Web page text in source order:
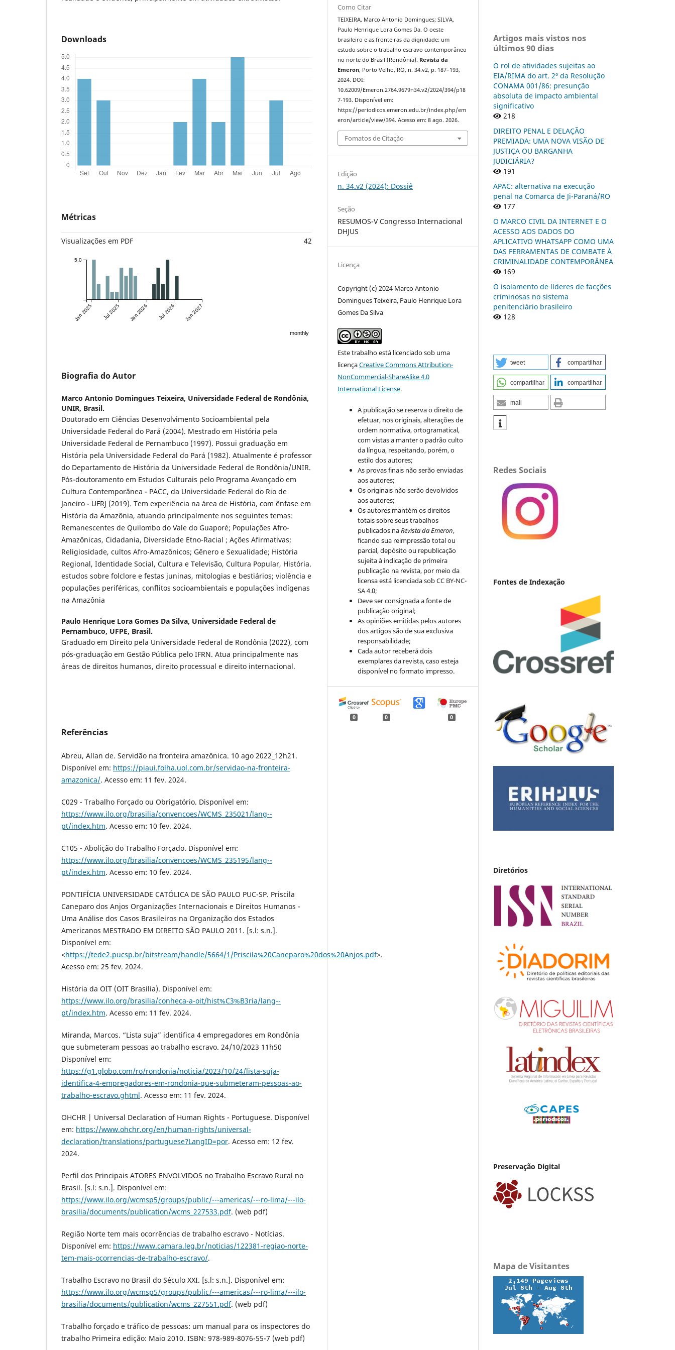
Downloads
Métricas
Visualizações em PDF 42
Jan 2025 Jul 2025 Jan 2026 Jul 2026 Jan 2027
5.0
monthly
Biografia do Autor
Marco Antonio Domingues Teixeira, Universidade Federal de Rondônia,
UNIR, Brasil.
Doutorado em Ciências Desenvolvimento Socioambiental pela
Universidade Federal do Pará (2004). Mestrado em História pela
Universidade Federal de Pernambuco (1997). Possui graduação em
História pela Universidade Federal do Pará (1982). Atualmente é professor
do Departamento de História da Universidade Federal de Rondônia/UNIR.
Pós-doutoramento em Estudos Culturais pelo Programa Avançado em
Cultura Contemporânea - PACC, da Universidade Federal do Rio de
Janeiro - UFRJ (2019). Tem experiência na área de História, com ênfase em
História da Amazônia, atuando principalmente nos seguintes temas:
Remanescentes de Quilombo do Vale do Guaporé; Populações Afro-
Amazônicas, Cidadania, Diversidade Etno-Racial ; Ações Afirmativas;
Religiosidade, cultos Afro-Amazônicos; Gênero e Sexualidade; História
Regional, Identidade Social, Cultura e Televisão, Cultura Popular, História.
estudos sobre folclore e festas juninas, mitologias e bestiários; violência e
populações periféricas, conflitos socioambientais e populações indígenas
na Amazônia
Paulo Henrique Lora Gomes Da Silva, Universidade Federal de
Pernambuco, UFPE, Brasil.
Graduado em Direito pela Universidade Federal de Rondônia (2022), com
pós-graduação em Gestão Pública pelo IFRN. Atua principalmente nas
áreas de direitos humanos, direito processual e direito internacional.
Referências
Abreu, Allan de. Servidão na fronteira amazônica. 10 ago 2022_12h21.
Disponível em: https://piaui.folha.uol.com.br/servidao-na-fronteira-
amazonica/. Acesso em: 11 fev. 2024.
C029 - Trabalho Forçado ou Obrigatório. Disponível em:
https://www.ilo.org/brasilia/convencoes/WCMS_235021/lang--
pt/index.htm. Acesso em: 10 fev. 2024.
C105 - Abolição do Trabalho Forçado. Disponível em:
https://www.ilo.org/brasilia/convencoes/WCMS_235195/lang--
pt/index.htm. Acesso em: 10 fev. 2024.
PONTIFÍCIA UNIVERSIDADE CATÓLICA DE SÃO PAULO PUC-SP. Priscila
Caneparo dos Anjos Organizações Internacionais e Direitos Humanos -
Uma Análise dos Casos Brasileiros na Organização dos Estados
Americanos MESTRADO EM DIREITO SÃO PAULO 2011. [s.l: s.n.].
Disponível em:
<https://tede2.pucsp.br/bitstream/handle/5664/1/Priscila%20Caneparo%20dos%20Anjos.pdf>.
Acesso em: 25 fev. 2024.
História da OIT (OIT Brasilia). Disponível em:
https://www.ilo.org/brasilia/conheca-a-oit/hist%C3%B3ria/lang--
pt/index.htm. Acesso em: 11 fev. 2024.
Miranda, Marcos. “Lista suja” identifica 4 empregadores em Rondônia
que submeteram pessoas ao trabalho escravo. 24/10/2023 11h50
Disponível em:
https://g1.globo.com/ro/rondonia/noticia/2023/10/24/lista-suja-
identifica-4-empregadores-em-rondonia-que-submeteram-pessoas-ao-
trabalho-escravo.ghtml. Acesso em: 11 fev. 2024.
OHCHR | Universal Declaration of Human Rights - Portuguese. Disponível
em: https://www.ohchr.org/en/human-rights/universal-
declaration/translations/portuguese?LangID=por. Acesso em: 12 fev.
2024.
Perfil dos Principais ATORES ENVOLVIDOS no Trabalho Escravo Rural no
Brasil. [s.l: s.n.]. Disponível em:
https://www.ilo.org/wcmsp5/groups/public/---americas/---ro-lima/---ilo-
brasilia/documents/publication/wcms_227533.pdf. (web pdf)
Região Norte tem mais ocorrências de trabalho escravo - Notícias.
Disponível em: https://www.camara.leg.br/noticias/122381-regiao-norte-
tem-mais-ocorrencias-de-trabalho-escravo/.
Trabalho Escravo no Brasil do Século XXI. [s.l: s.n.]. Disponível em:
https://www.ilo.org/wcmsp5/groups/public/---americas/---ro-lima/---ilo-
brasilia/documents/publication/wcms_227551.pdf. (web pdf)
Trabalho forçado e tráfico de pessoas: um manual para os inspectores do
trabalho Primeira edição: Maio 2010. ISBN: 978-989-8076-55-7 (web pdf)
Como Citar
TEIXEIRA, Marco Antonio Domingues; SILVA,
Paulo Henrique Lora Gomes Da. O oeste
brasileiro e as fronteiras da dignidade: um
estudo sobre o trabalho escravo contemporâneo
no norte do Brasil (Rondônia). Revista da
Emeron, Porto Velho, RO, n. 34.v2, p. 187–193,
2024. DOI:
10.62009/Emeron.2764.9679n34.v2/2024/394/p18
7-193. Disponível em:
https://periodicos.emeron.edu.br/index.php/em
eron/article/view/394. Acesso em: 8 ago. 2026.
Fomatos de Citação
Edição
n. 34.v2 (2024): Dossiê
Seção
RESUMOS-V Congresso Internacional
DHJUS
Licença
Copyright (c) 2024 Marco Antonio
Domingues Teixeira, Paulo Henrique Lora
Gomes Da Silva
Este trabalho está licenciado sob uma
licençaCreative Commons Attribution-
NonCommercial-ShareAlike 4.0
International License.
A publicação se reserva o direito de
efetuar, nos originais, alterações de
ordem normativa, ortogramatical,
com vistas a manter o padrão culto
da língua, respeitando, porém, o
estilo dos autores;
As provas finais não serão enviadas
aos autores;
Os originais não serão devolvidos
aos autores;
Os autores mantém os direitos
totais sobre seus trabalhos
publicados naRevista da Emeron,
ficando sua reimpressão total ou
parcial, depósito ou republicação
sujeita à indicação de primeira
publicação na revista, por meio da
licensa está licenciada sob CC BY-NC-
SA 4.0;
Deve ser consignada a fonte de
publicação original;
As opiniões emitidas pelos autores
dos artigos são de sua exclusiva
responsabilidade;
Cada autor receberá dois
exemplares da revista, caso esteja
disponível no formato impresso.
0 0 0
Artigos mais vistos nos
últimos 90 dias
O rol de atividades sujeitas ao
EIA/RIMA do art. 2º da Resolução
CONAMA 001/86: presunção
absoluta de impacto ambiental
significativo
218
DIREITO PENAL E DELAÇÃO
PREMIADA: UMA NOVA VISÃO DE
JUSTIÇA OU BARGANHA
JUDICIÁRIA?
191
APAC: alternativa na execução
penal na Comarca de Ji-Paraná/RO
177
O MARCO CIVIL DA INTERNET E O
ACESSO AOS DADOS DO
APLICATIVO WHATSAPP COMO UMA
DAS FERRAMENTAS DE COMBATE À
CRIMINALIDADE CONTEMPORÂNEA
169
O isolamento de líderes de facções
criminosas no sistema
penitenciário brasileiro
128
tweet compartilhar
compartilhar compartilhar
mail
Redes Sociais
Fontes de Indexação
Diretórios
Preservação Digital
Mapa de Visitantes